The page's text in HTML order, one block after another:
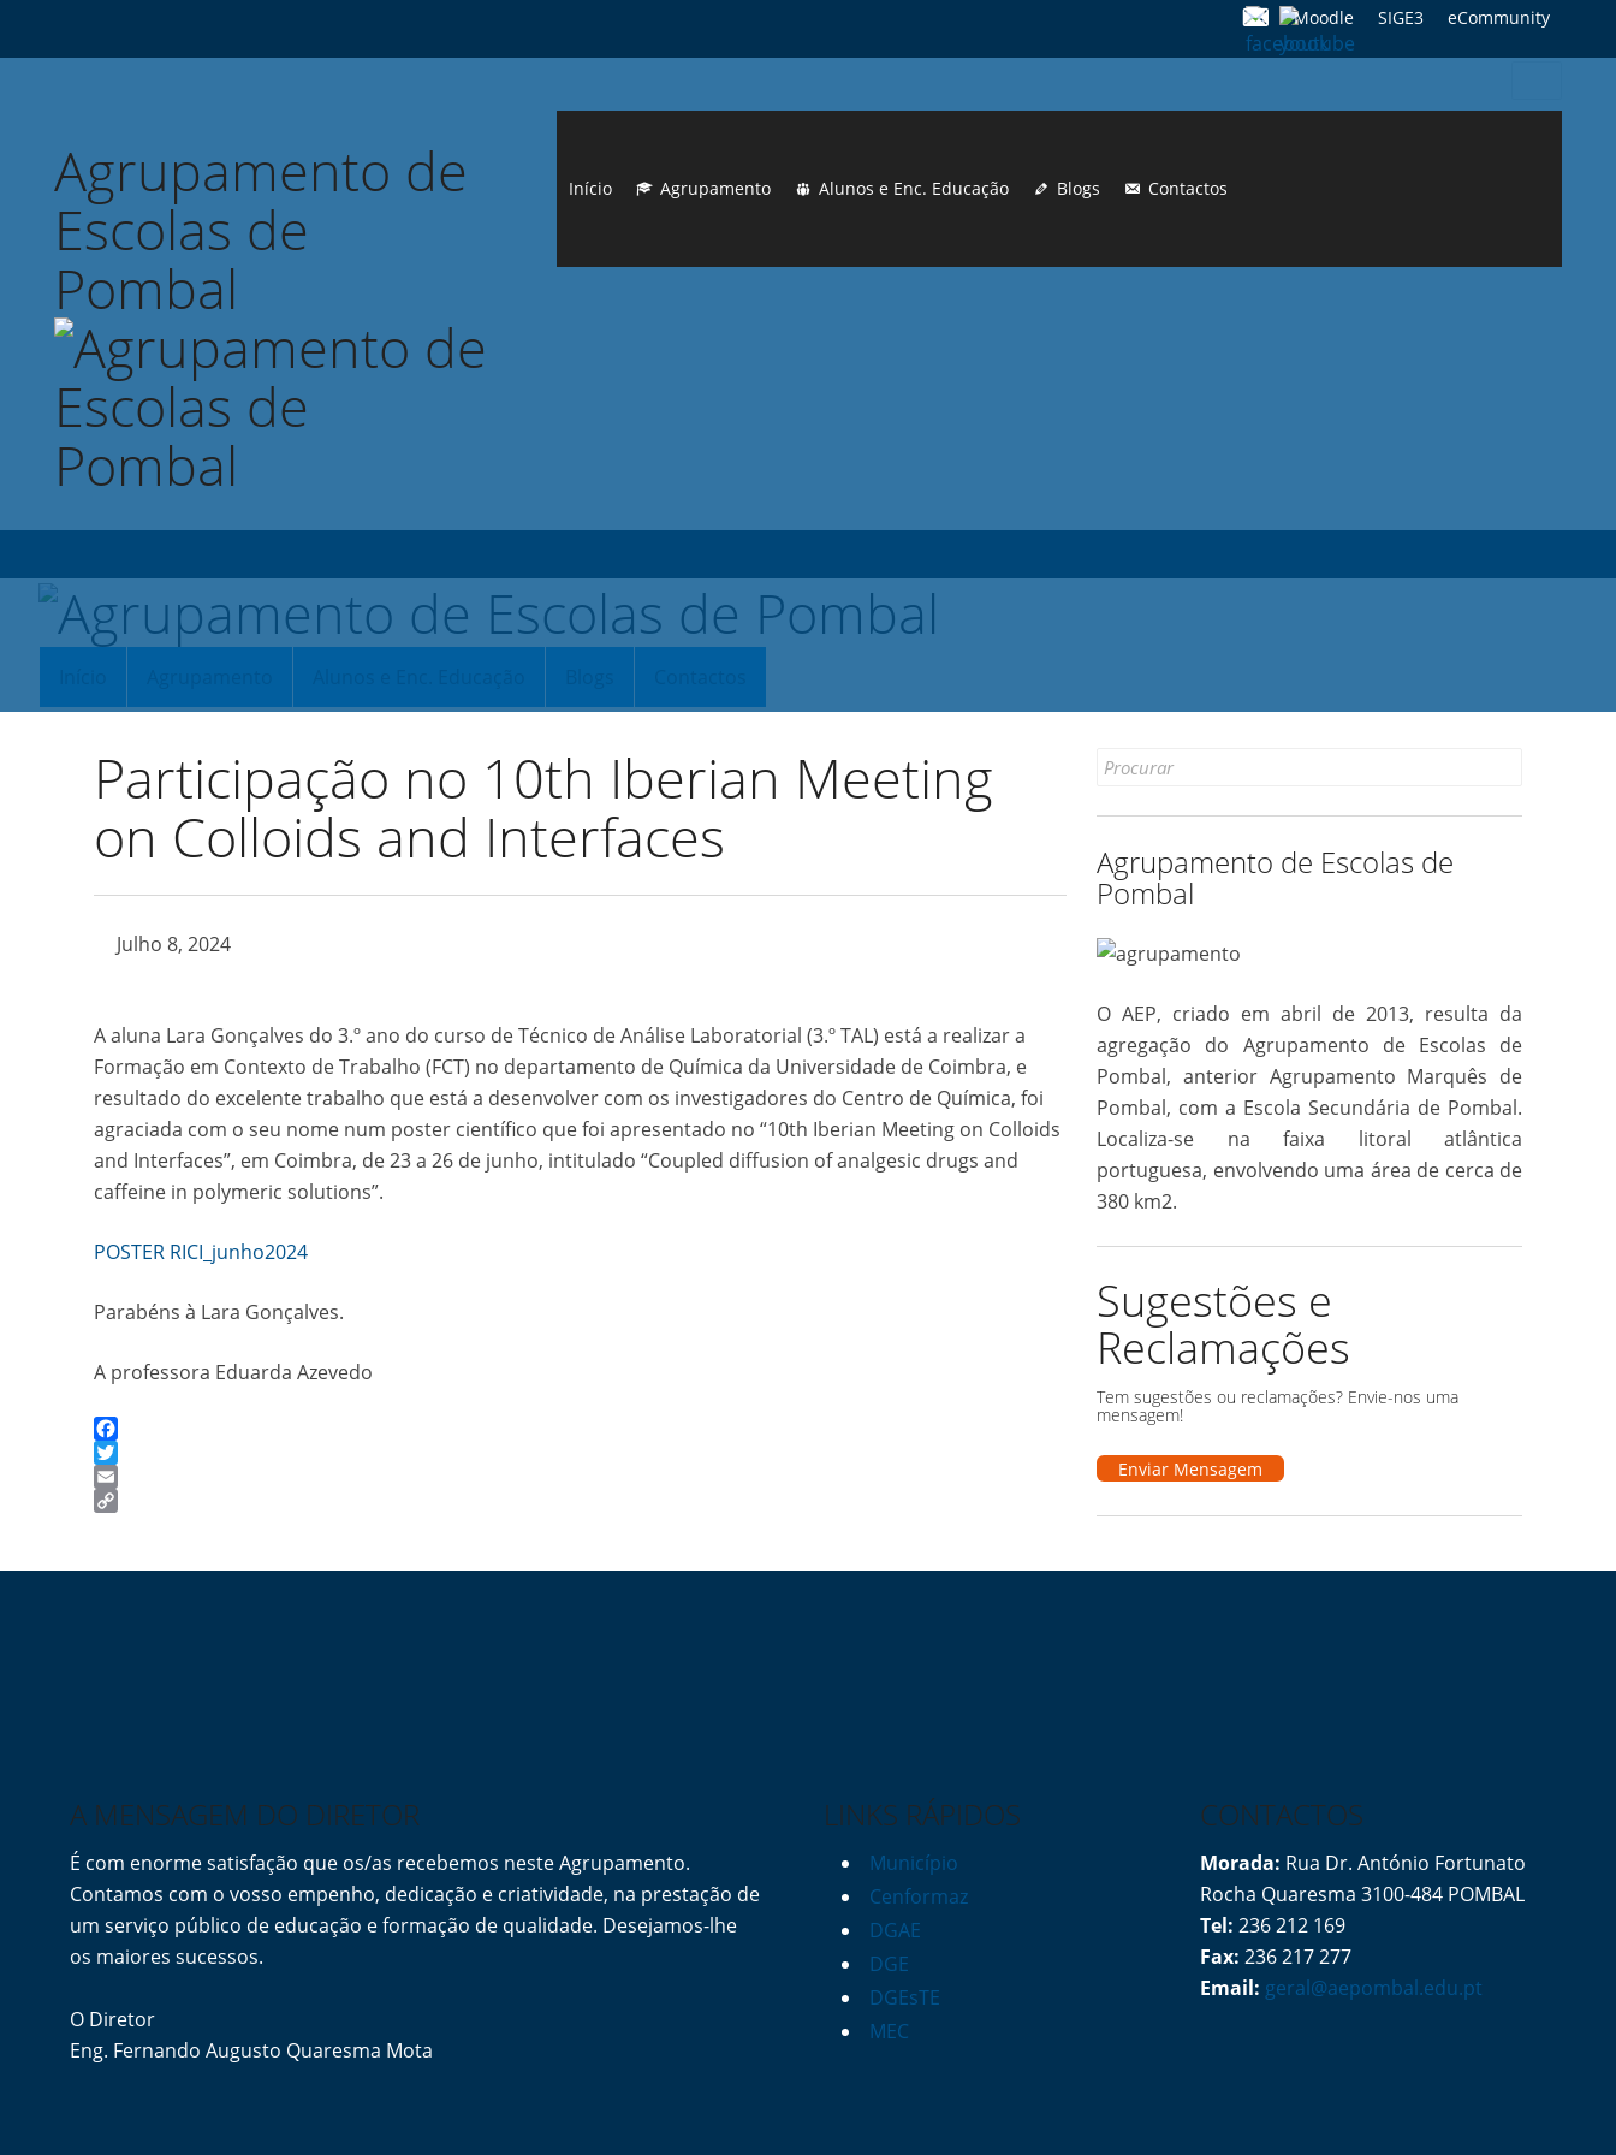
Moodle SIGE3 eCommunity
for:
Agrupamento de
Escolas de
Pombal
Início Agrupamento Alunos e Enc. Educação Blogs Contactos
Participação no 10th Iberian Meeting
on Colloids and Interfaces
Julho 8, 2024
A aluna Lara Gonçalves do 3.º ano do curso de Técnico de Análise Laboratorial (3.º TAL) está a realizar a
Formação em Contexto de Trabalho (FCT) no departamento de Química da Universidade de Coimbra, e
resultado do excelente trabalho que está a desenvolver com os investigadores do Centro de Química, foi
agraciada com o seu nome num poster científico que foi apresentado no “10th Iberian Meeting on Colloids
and Interfaces”, em Coimbra, de 23 a 26 de junho, intitulado “Coupled diffusion of analgesic drugs and
caffeine in polymeric solutions”.
POSTER RICI_junho2024
Parabéns à Lara Gonçalves.
A professora Eduarda Azevedo
Facebook
Twitter
Email
Search
Agrupamento de Escolas de
Pombal
O AEP, criado em abril de 2013, resulta da
agregação do Agrupamento de Escolas de
Pombal, anterior Agrupamento Marquês de
Pombal, com a Escola Secundária de Pombal.
Localiza-se na faixa litoral atlântica
portuguesa, envolvendo uma área de cerca de
380 km2.
Sugestões e
Reclamações
Tem sugestões ou reclamações? Envie-nos uma
mensagem!
Enviar Mensagem
A MENSAGEM DO DIRETOR
É com enorme satisfação que os/as recebemos neste Agrupamento.
Contamos com o vosso empenho, dedicação e criatividade, na prestação de
um serviço público de educação e formação de qualidade. Desejamos-lhe
os maiores sucessos.
O Diretor
Eng. Fernando Augusto Quaresma Mota
LINKS RÁPIDOS
Município
Cenformaz
DGAE
DGE
DGEsTE
MEC
CONTACTOS
Morada: Rua Dr. António Fortunato
Rocha Quaresma 3100-484 POMBAL
Tel: 236 212 169
Fax: 236 217 277
Email: geral@aepombal.edu.pt